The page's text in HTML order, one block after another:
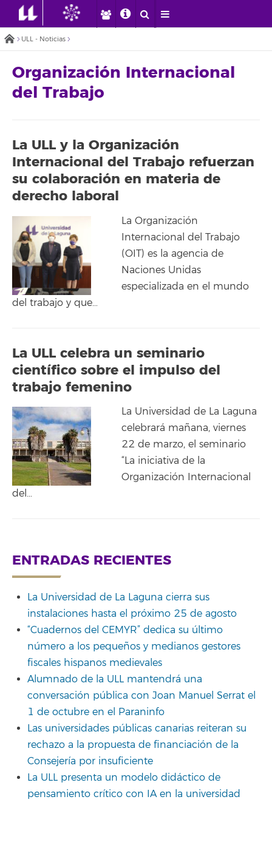
ULL - Noticias
Organización Internacional
del Trabajo
La ULL y la Organización
Internacional del Trabajo refuerzan
su colaboración en materia de
derecho laboral
La Organización
Internacional del Trabajo
(OIT) es la agencia de
Naciones Unidas
especializada en el mundo
del trabajo y que…
La ULL celebra un seminario
científico sobre el impulso del
trabajo femenino
La Universidad de La Laguna
celebrará mañana, viernes
22 de marzo, el seminario
“La iniciativa de la
Organización Internacional
del…
ENTRADAS RECIENTES
La Universidad de La Laguna cierra sus
instalaciones hasta el próximo 25 de agosto
“Cuadernos del CEMYR” dedica su último
número a los pequeños y medianos gestores
fiscales hispanos medievales
Alumnado de la ULL mantendrá una
conversación pública con Joan Manuel Serrat el
1 de octubre en el Paraninfo
Las universidades públicas canarias reiteran su
rechazo a la propuesta de financiación de la
Consejería por insuficiente
La ULL presenta un modelo didáctico de
pensamiento crítico con IA en la universidad